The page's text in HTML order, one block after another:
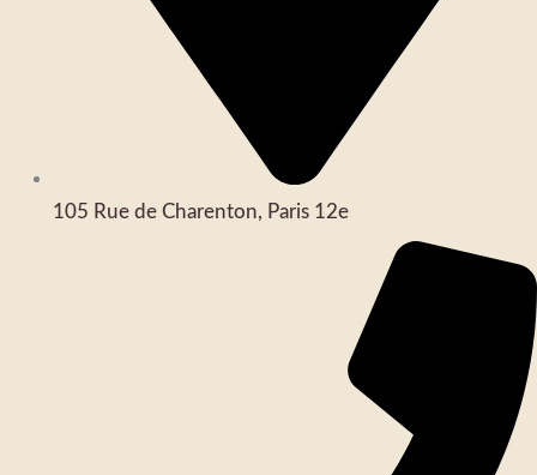
105 Rue de Charenton, Paris 12e